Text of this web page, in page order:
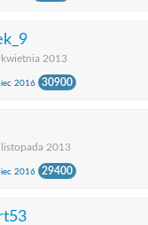
kwietnia 2013
2016 30900
listopada 2013
2016 29400